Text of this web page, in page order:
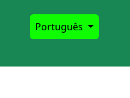
Português